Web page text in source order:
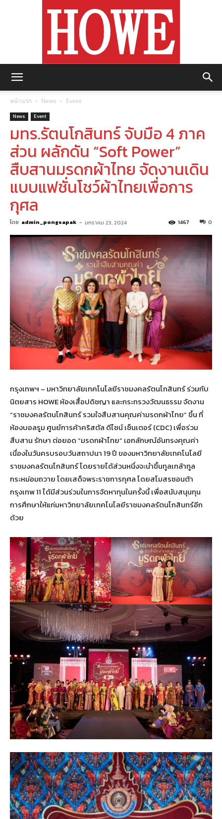
หน้าแรก News Event
News Event
มทร.รัตนโกสินทร์ จับมือ 4 ภาค
ส่วน ผลักดัน “Soft Power”
สืบสานมรดกผ้าไทย จัดงานเดิน
แบบแฟชั่นโชว์ผ้าไทยเพื่อการ
กุศล
โดย admin_pongsapak - มกราคม 23, 2024 0
1467
กรุงเทพฯ – มหาวิทยาลัยเทคโนโลยีราชมงคลรัตนโกสินทร์ ร่วมกับ
นิตยสาร HOWE ห้องเสื้อปดิชญา และกระทรวงวัฒนธรรม จัดงาน
“ราชมงคลรัตนโกสินทร์ รวมใจสืบสานคุณค่ามรดกผ้าไทย” ขึ้น ที่
ห้องบอลรูม ศูนย์การค้าคริสตัล ดีไซน์ เซ็นเตอร์ (CDC) เพื่อร่วม
สืบสาน รักษา ต่อยอด “มรดกผ้าไทย” เอกลักษณ์อันทรงคุณค่า
เนื่องในวันครบรอบวันสถาปนา 19 ปี ของมหาวิทยาลัยเทคโนโลยี
ราชมงคลรัตนโกสินทร์ โดยรายได้ส่วนหนึ่งจะนำขึ้นทูลเกล้าทูล
กระหม่อมถวาย โดยเสด็จพระราชการกุศล โดยสโมสรซอนต้า
กรุงเทพ 11 ได้มีส่วนร่วมในการจัดหาทุนในครั้งนี้ เพื่อสนับสนุนทุน
การศึกษาให้แก่มหาวิทยาลัยเทคโนโลยีราชมงคลรัตนโกสินทร์อีก
ด้วย